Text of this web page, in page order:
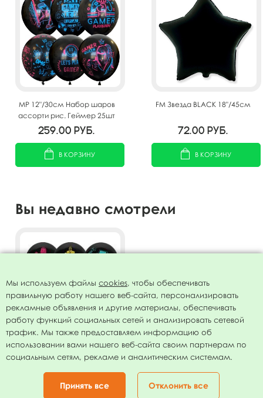
MP 12"/30см Набор шаров
ассорти рис. Геймер 25шт
259.00 руб.
В КОРЗИНУ
FM Звезда BLACK 18"/45см
72.00 руб.
В КОРЗИНУ
Вы недавно смотрели
Воздушные шары ассорти
рис. Техномены 25шт
12"/30см
295.00руб.
Мы используем файлы cookies, чтобы обеспечивать
правильную работу нашего веб-сайта, персонализировать
рекламные объявления и другие материалы, обеспечивать
работу функций социальных сетей и анализировать сетевой
трафик. Мы также предоставляем информацию об
использовании вами нашего веб-сайта своим партнерам по
социальным сетям, рекламе и аналитическим системам.
Принять все Отклонить все